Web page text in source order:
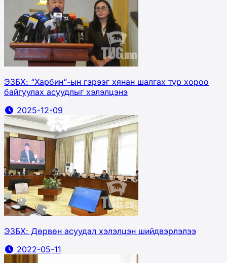
ЭЗБХ: “Харбин“-ын гэрээг хянан шалгах түр хороо
байгуулах асуудлыг хэлэлцэнэ
2025-12-09
ЭЗБХ: Дөрвөн асуудал хэлэлцэн шийдвэрлэлээ
2022-05-11